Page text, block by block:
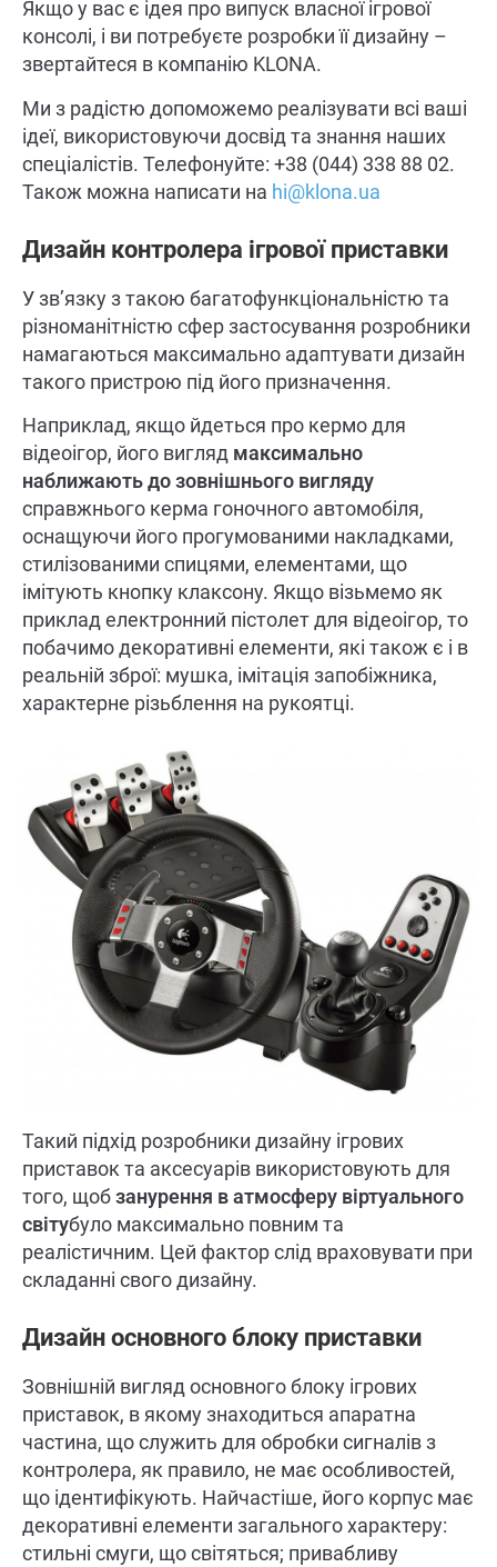
Якщо у вас є ідея про випуск власної ігрової
консолі, і ви потребуєте розробки її дизайну –
звертайтеся в компанію KLONA.
Ми з радістю допоможемо реалізувати всі ваші
ідеї, використовуючи досвід та знання наших
спеціалістів. Телефонуйте: +38 (044) 338 88 02.
Також можна написати на hi@klona.ua
Дизайн контролера ігрової приставки
У зв’язку з такою багатофункціональністю та
різноманітністю сфер застосування розробники
намагаються максимально адаптувати дизайн
такого пристрою під його призначення.
Наприклад, якщо йдеться про кермо для
відеоігор, його вигляд максимально
наближають до зовнішнього вигляду
справжнього керма гоночного автомобіля,
оснащуючи його прогумованими накладками,
стилізованими спицями, елементами, що
імітують кнопку клаксону. Якщо візьмемо як
приклад електронний пістолет для відеоігор, то
побачимо декоративні елементи, які також є і в
реальній зброї: мушка, імітація запобіжника,
характерне різьблення на рукоятці.
Такий підхід розробники дизайну ігрових
приставок та аксесуарів використовують для
того, щобзанурення в атмосферу віртуального
світубуло максимально повним та
реалістичним. Цей фактор слід враховувати при
складанні свого дизайну.
Дизайн основного блоку приставки
Зовнішній вигляд основного блоку ігрових
приставок, в якому знаходиться апаратна
частина, що служить для обробки сигналів з
контролера, як правило, не має особливостей,
що ідентифікують. Найчастіше, його корпус має
декоративні елементи загального характеру:
стильні смуги, що світяться; привабливу